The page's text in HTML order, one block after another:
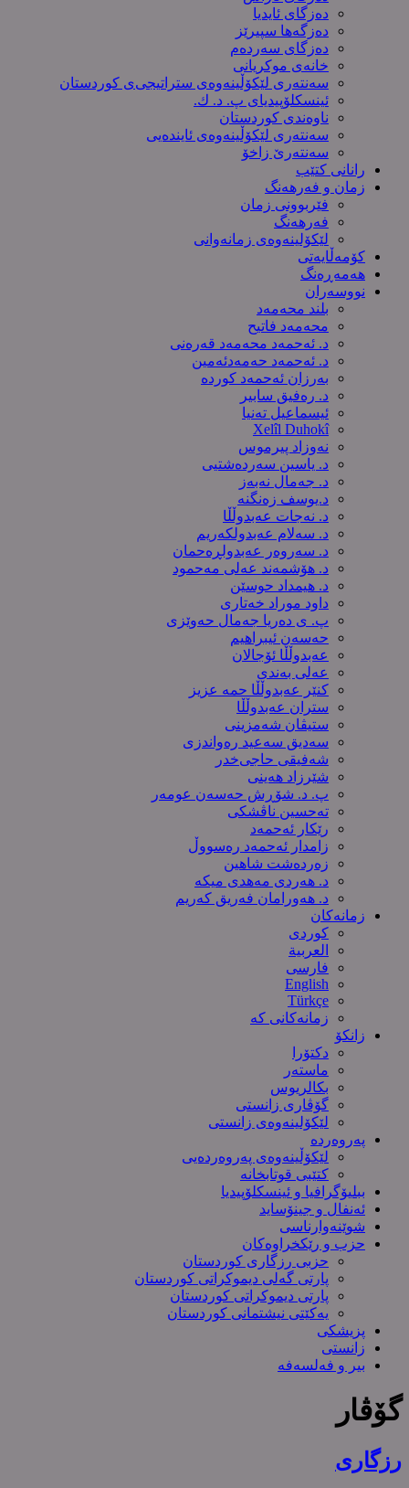
دەزگای ئایدیا
دەزگەها سپیرێز
دەزگای سەردەم
خانەی موکریانی
سەنتەری لێكۆڵینەوەی ستراتیجی‌ی كوردستان
ئینسکلۆپیدیای پ. د. ك.
ناوەندی کوردستان
سەنتەری لێکۆڵینەوەى ئایندەیی
سەنتەرێ زاخۆ
رانانی کتێب
زمان و فەرهەنگ
فێربوونی زمان
فەرهەنگ
لێکۆلینەوەی زمانەوانی
کۆمەڵایەتی
هەمەڕەنگ
نووسەران
بلند محەمەد
محەمەد فاتیح
د. ئەحمەد محەمەد قەرەنی
د. ئەحمەد حەمەدئەمین
بەرزان ئەحمەد کورده
د. رەفیق سابیر
ئیسماعیل تەنیا
Xelîl Duhokî
نەوزاد پیرموس
د. یاسین سەردەشتیی
د. جەمال نەبەز
د.یوسف زه‌نگنه‌
د. نەجات عەبدوڵڵا
د. سەلام عەبدولكەریم
د. سەروەر عەبدولڕەحمان
د. هۆشمەند عەلی مەحمود
د. هیمداد حوسێن
داود موراد خەتاری
پ. ی دەریا جەمال حەوێزی
حەسەن ئیبراهیم
عەبدوڵڵا ئۆجالان
عەلی بەندی
کنێر عەبدوڵڵا حمە عزیز
ستران عەبدوڵڵا
ستیڤان شەمزینی
سەدیق سەعید رەواندزی
شه‌فیقی حاجی‌خدر
شێرزاد هەینی
پ. د. شۆڕش حەسەن عومەر
تەحسین ناڤشکی
رێکار ئەحمەد
زامدار ئەحمەد رەسووڵ
زه‌رده‌شت شاهین
د. هەردی مەهدی میکە
د. هەورامان فەریق كەریم
زمانەکان
کوردی
العربیة
فارسی
English
Türkçe
زمانەکانی کە
زانکۆ
دکتۆرا
ماستەر
بکالریوس
گۆڤاری زانستی
لێکۆلینەوەی زانستی
پەروەردە
لێکۆڵینەوەی پەروەردەیی
کتێبی قوتابخانە
ببلیۆگرافیا و ئینسکلۆپیدیا
ئەنفال و جینۆساید
شوێنەوارناسی
حزب و رێکخراوەکان
حزبی رزگاری کوردستان
پارتی گەلی دیموکراتی کوردستان
پارتی دیموکراتی کوردستان
یەکێتی نیشتمانی کوردستان
پزیشکی
زانستی
بیر و فەلسەفە
گۆڤار
رزگاری